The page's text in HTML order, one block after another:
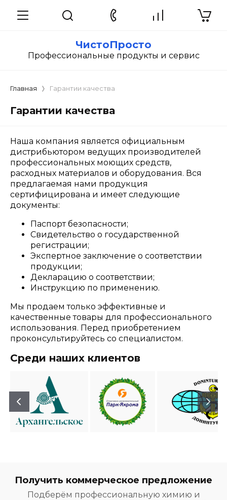
ЧистоПросто
Профессиональные продукты и сервис
Главная Гарантии качества
Гарантии качества
Наша компания является официальным
дистрибьютором ведущих производителей
профессиональных моющих средств,
расходных материалов и оборудования. Вся
предлагаемая нами продукция
сертифицирована и имеет следующие
документы:
Паспорт безопасности;
Свидетельство о государственной
регистрации;
Экспертное заключение о соответствии
продукции;
Декларацию о соответствии;
Инструкцию по применению.
Мы продаем только эффективные и
качественные товары для профессионального
использования. Перед приобретением
проконсультируйтесь со специалистом.
Среди наших клиентов
Получить коммерческое предложение
Подберём профессиональную химию и